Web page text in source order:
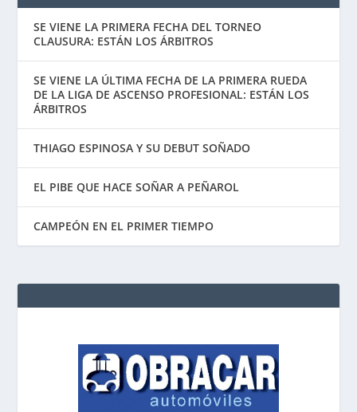
SE VIENE LA PRIMERA FECHA DEL TORNEO
CLAUSURA: ESTÁN LOS ÁRBITROS
SE VIENE LA ÚLTIMA FECHA DE LA PRIMERA RUEDA
DE LA LIGA DE ASCENSO PROFESIONAL: ESTÁN LOS
ÁRBITROS
THIAGO ESPINOSA Y SU DEBUT SOÑADO
EL PIBE QUE HACE SOÑAR A PEÑAROL
CAMPEÓN EN EL PRIMER TIEMPO